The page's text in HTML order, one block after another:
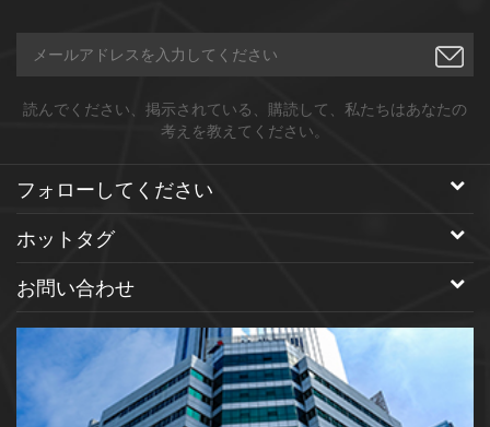
読んでください、掲示されている、購読して、私たちはあなたの
考えを教えてください。
フォローしてください
ホットタグ
お問い合わせ